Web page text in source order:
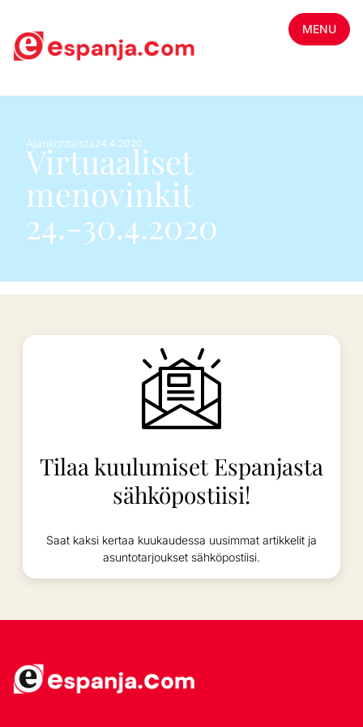
MENU
Ajankohtaista24.4.2020
Virtuaaliset
menovinkit
24.-30.4.2020
Tilaa kuulumiset Espanjasta
sähköpostiisi!
Saat kaksi kertaa kuukaudessa uusimmat artikkelit ja
asuntotarjoukset sähköpostiisi.